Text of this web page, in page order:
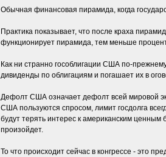
Обычная финансовая пирамида, когда
Практика показывает, что после краха
функционирует пирамида, тем меньше
Как ни странно гособлигации США по-
дивиденды по облигациям и погашает их в
Дефолт США означает дефолт всей мировой
США пользуются спросом, лимит госдолга
будут терять интерес к американским
произойдет.
То что происходит сейчас в конгрессе - это